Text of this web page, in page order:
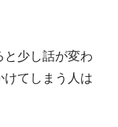
と少し話が変わ
けてしまう人は